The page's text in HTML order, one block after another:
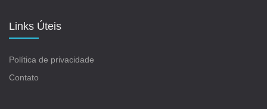
Links Úteis
Política de privacidade
Contato